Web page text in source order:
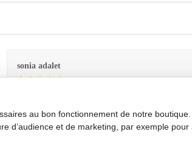
sonia adalet
bon état doux
au bon fonctionnement de notre
d’audience et de marketing, par exemple